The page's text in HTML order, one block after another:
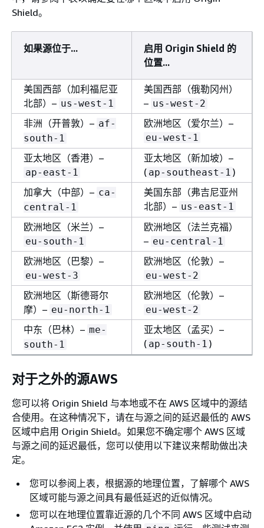
Shield。
如果源位于...
启用 Origin Shield 的
位置...
美国西部（加利福尼亚
北部）– us-west-1
美国西部（俄勒冈州）
– us-west-2
非洲（开普敦）– af-
south-1
欧洲地区（爱尔兰）–
eu-west-1
亚太地区（香港）–
ap-east-1
亚太地区（新加坡）–
( ap-southeast-1 )
加拿大（中部）– ca-
central-1
美国东部（弗吉尼亚州
北部）– us-east-1
欧洲地区（米兰）–
eu-south-1
欧洲地区（法兰克福）
– eu-central-1
欧洲地区（巴黎）–
eu-west-3
欧洲地区（伦敦）–
eu-west-2
欧洲地区（斯德哥尔
摩）– eu-north-1
欧洲地区（伦敦）–
eu-west-2
中东（巴林）– me-
south-1
亚太地区（孟买）–
( ap-south-1 )
对于之外的源AWS
您可以将 Origin Shield 与本地或不在 AWS 区域中的源结
合使用。在这种情况下，请在与源之间的延迟最低的 AWS
区域中启用 Origin Shield。如果您不确定哪个 AWS 区域
与源之间的延迟最低，您可以使用以下建议来帮助做出决
定。
您可以参阅上表，根据源的地理位置，了解哪个 AWS
区域可能与源之间具有最低延迟的近似情况。
您可以在地理位置靠近源的几个不同 AWS 区域中启动